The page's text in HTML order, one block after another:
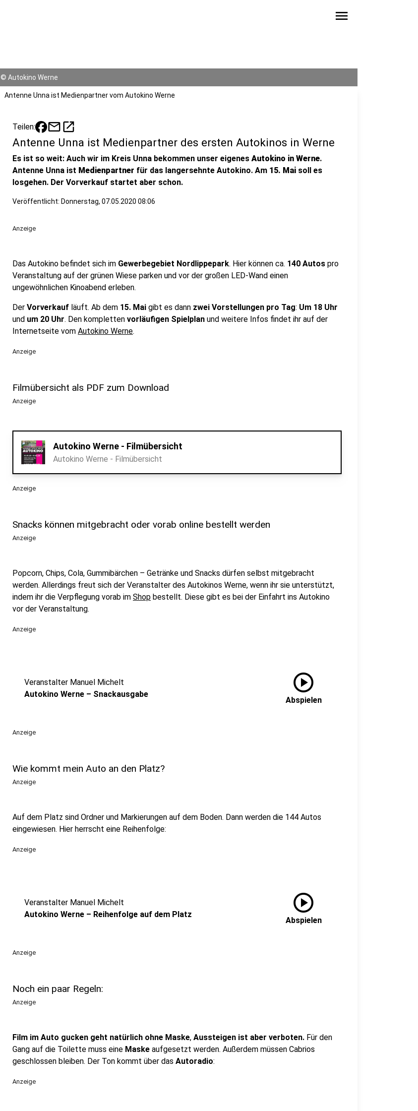
menu
© Autokino Werne
Antenne Unna ist Medienpartner vom Autokino Werne
Teilen: mailopen_in_new
Antenne Unna ist Medienpartner des ersten Autokinos in Werne
Es ist so weit: Auch wir im Kreis Unna bekommen unser eigenes Autokino in Werne.
Antenne Unna ist Medienpartner für das langersehnte Autokino. Am 15. Mai soll es
losgehen. Der Vorverkauf startet aber schon.
Veröffentlicht: Donnerstag, 07.05.2020 08:06
Anzeige
Das Autokino befindet sich im Gewerbegebiet Nordlippepark. Hier können ca. 140 Autos pro
Veranstaltung auf der grünen Wiese parken und vor der großen LED-Wand einen
ungewöhnlichen Kinoabend erleben.
Der Vorverkauf läuft. Ab dem 15. Mai gibt es dann zwei Vorstellungen pro Tag: Um 18 Uhr
und um 20 Uhr. Den kompletten vorläufigen Spielplan und weitere Infos findet ihr auf der
Internetseite vom Autokino Werne.
Anzeige
Filmübersicht als PDF zum Download
Anzeige
Autokino Werne - Filmübersicht
Autokino Werne - Filmübersicht
Anzeige
Snacks können mitgebracht oder vorab online bestellt werden
Anzeige
Popcorn, Chips, Cola, Gummibärchen – Getränke und Snacks dürfen selbst mitgebracht
werden. Allerdings freut sich der Veranstalter des Autokinos Werne, wenn ihr sie unterstützt,
indem ihr die Verpflegung vorab im Shop bestellt. Diese gibt es bei der Einfahrt ins Autokino
vor der Veranstaltung.
Anzeige
Veranstalter Manuel Michelt
Autokino Werne – Snackausgabe
play_circle
Abspielen
Anzeige
Wie kommt mein Auto an den Platz?
Anzeige
Auf dem Platz sind Ordner und Markierungen auf dem Boden. Dann werden die 144 Autos
eingewiesen. Hier herrscht eine Reihenfolge:
Anzeige
Veranstalter Manuel Michelt
Autokino Werne – Reihenfolge auf dem Platz
play_circle
Abspielen
Anzeige
Noch ein paar Regeln:
Anzeige
Film im Auto gucken geht natürlich ohne Maske, Aussteigen ist aber verboten. Für den
Gang auf die Toilette muss eine Maske aufgesetzt werden. Außerdem müssen Cabrios
geschlossen bleiben. Der Ton kommt über das Autoradio:
Anzeige